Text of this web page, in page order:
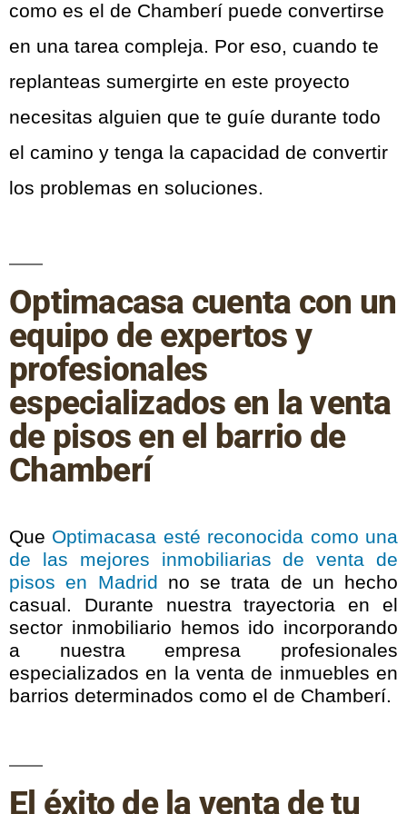
como es el de Chamberí puede convertirse
en una tarea compleja. Por eso, cuando te
replanteas sumergirte en este proyecto
necesitas alguien que te guíe durante todo
el camino y tenga la capacidad de convertir
los problemas en soluciones.
Optimacasa cuenta con un
equipo de expertos y
profesionales
especializados en la venta
de pisos en el barrio de
Chamberí
Que Optimacasa esté reconocida como una
de las mejores inmobiliarias de venta de
pisos en Madrid
no se trata de un hecho
casual. Durante nuestra trayectoria en el
sector inmobiliario hemos ido incorporando
a nuestra empresa profesionales
especializados en la venta de inmuebles en
barrios determinados como el de Chamberí.
El éxito de la venta de tu